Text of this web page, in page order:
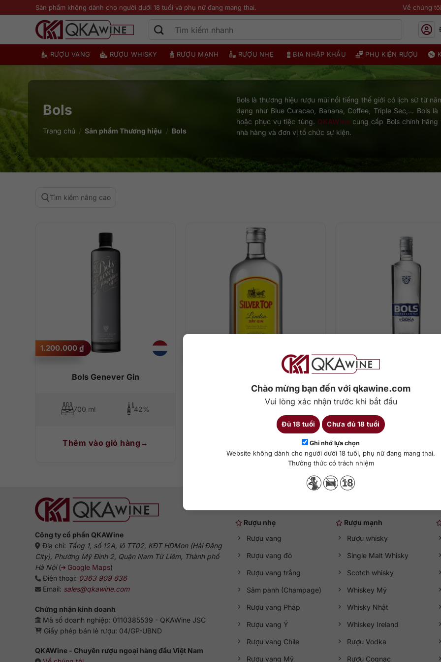
Chào mừng bạn đến với qkawine.com
Vui lòng xác nhận trước khi bắt đầu
Đủ 18 tuổi Chưa đủ 18 tuổi
Ghi nhớ lựa chọn
Website không dành cho người dưới 18 tuổi, phụ nữ đang mang thai.
Thưởng thức có trách nhiệm
qua
Sản phẩm không dành cho người dưới 18 tuổi và phụ nữ đang mang thai. Về chúng tôi
RƯỢU VANG RƯỢU WHISKY RƯỢU MẠNH RƯỢU NHẸ BIA NHẬP KHẨU PHỤ KIỆN RƯỢU
Bols
Trang chủ / Sản phẩm Thương hiệu / Bols
Bols là thương hiệu rượu mùi nổi tiếng thế giới có lịch sử từ
dạng như Blue Curacao, Banana, Coffee, Triple Sec,… Bols
hoặc phục vụ tiệc tùng. QKAWinecung cấp Bols chính hãng
nhà hàng và đơn vị tổ chức sự kiện.
Tìm kiếm nâng cao
Bols Genever Gin
1.200.000 ₫
700 ml 42%
Thêm vào giỏ hàng
Silver Top Dry Gin
37.5%
Rượu Vodka Bols
700ml
Công ty cổ phần QKAWine
Địa chỉ: Tầng 1, số 12A, lô TT02, KĐT HDMon (Hải Đăng
City), Phường Mỹ Đình 2, Quận Nam Từ Liêm, Thành phố
Hà Nội( Google Maps)
Điện thoại: 0363 909 636
Email: sales@qkawine.com
Chứng nhận kinh doanh
Mã số doanh nghiệp: 0110385539 - QKAWine JSC
Giấy phép bán lẻ rượu: 04/GP-UBND
QKAWine - Chuyên rượu ngoại hàng đầu Việt Nam
Rượu nhẹ
Rượu vang
Rượu vang đỏ
Rượu vang trắng
Sâm panh (Champage)
Rượu vang Pháp
Rượu vang Ý
Rượu vang Chile
Rượu vang Mỹ
Rượu mạnh
Rượu whisky
Single Malt Whisky
Scotch whisky
Whiskey Mỹ
Whisky Nhật
Whiskey Ireland
Rượu Vodka
Rượu Cognac